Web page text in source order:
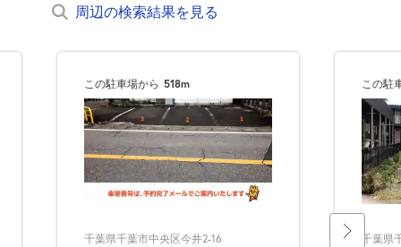
周辺の検索結果を見る
この駐車場から 518m
千葉県千葉市中央区今井2-16
この駐
千葉県